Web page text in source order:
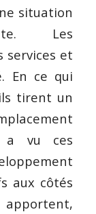
situation
Les
services et
En ce qui
tirent un
a vu ces
aux côtés